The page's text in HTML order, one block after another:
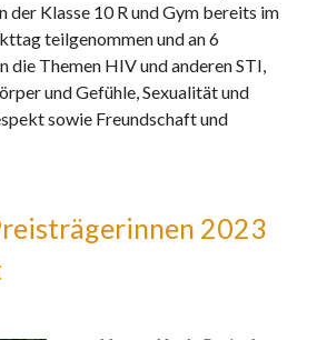
der Klasse 10 R und Gym bereits im
teilgenommen und an 6
die Themen HIV und anderen STI,
und Gefühle, Sexualität und
sowie Freundschaft und
2023